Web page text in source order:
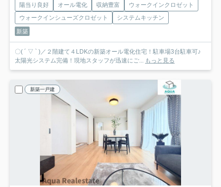
陽当り良好 オール電化 収納豊富
ウォークインクロゼット
ウォークインシューズクロゼット
システムキッチン
新築
〇( ´ ▽ ` )／２階建て４LDKの新築オール電化住宅！駐車場3台駐車可♪
太陽光システム完備！現地スタッフが迅速にご... もっと見る
新築一戸建